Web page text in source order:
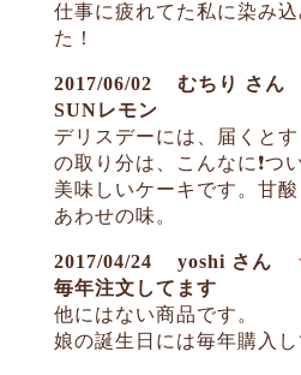
仕事に疲れてた私に染み
た！
2017/06/02 むちり さん
SUNレモン
デリスデーには、届くと
の取り分は、こんなに❗つ
美味しいケーキです。甘
あわせの味。
2017/04/24 yoshi さん
毎年注文してます
他にはない商品です。
娘の誕生日には毎年購入し